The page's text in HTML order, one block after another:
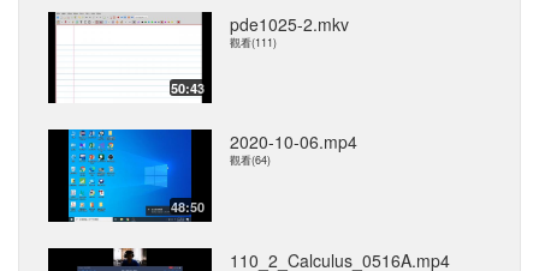
50:43
pde1025-2.mkv
觀看(111)
48:50
2020-10-06.mp4
觀看(64)
110_2_Calculus_0516A.mp4